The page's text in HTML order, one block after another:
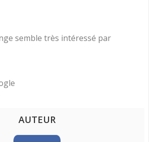
semble très intéressé par
AUTEUR